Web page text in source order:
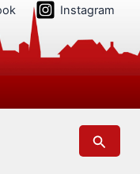
Instagram
Suchen